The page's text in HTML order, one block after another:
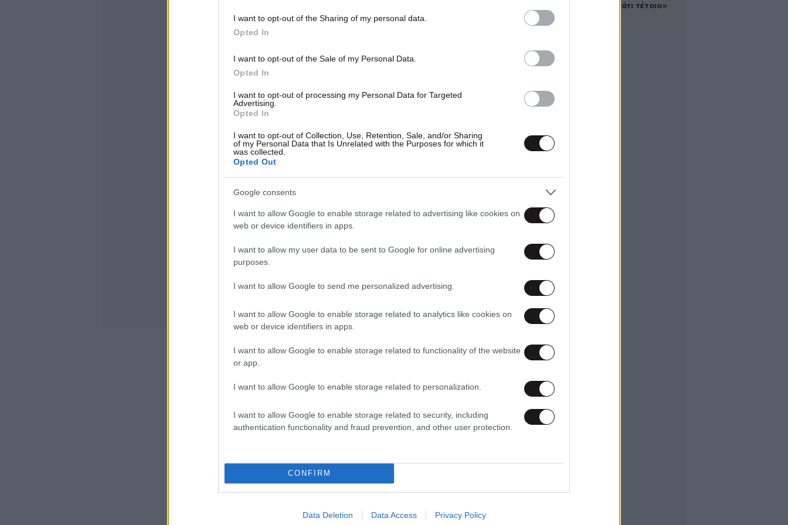
I want to opt-out of the Sharing of my personal data.
Opted In
I want to opt-out of the Sale of my Personal Data.
Opted In
I want to opt-out of processing my Personal Data for Targeted
Advertising.
Opted In
I want to opt-out of Collection, Use, Retention, Sale, and/or Sharing
of my Personal Data that Is Unrelated with the Purposes for which it
was collected.
Opted Out
Google consents
I want to allow Google to enable storage related to advertising like cookies on
web or device identifiers in apps.
I want to allow my user data to be sent to Google for online advertising
purposes.
I want to allow Google to send me personalized advertising.
I want to allow Google to enable storage related to analytics like cookies on
web or device identifiers in apps.
I want to allow Google to enable storage related to functionality of the website
or app.
I want to allow Google to enable storage related to personalization.
I want to allow Google to enable storage related to security, including
authentication functionality and fraud prevention, and other user protection.
CONFIRM
Data Deletion Data Access Privacy Policy
ικανός για κάτι τέτοιο»